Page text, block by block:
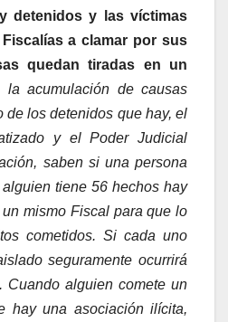
detenidos y las víctimas
a clamar por sus
quedan tiradas en un
la acumulación de causas
de los detenidos que hay, el
y el Poder Judicial
saben si una persona
tiene 56 hechos hay
mismo Fiscal para que lo
cometidos. Si cada uno
seguramente ocurrirá
Cuando alguien comete un
hay una asociación ilícita,